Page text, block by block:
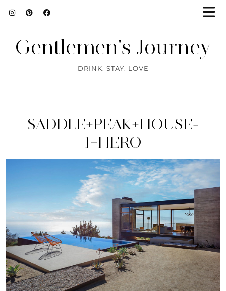
Gentlemen's Journey
DRINK. STAY. LOVE
SADDLE+PEAK+HOUSE-
1+HERO